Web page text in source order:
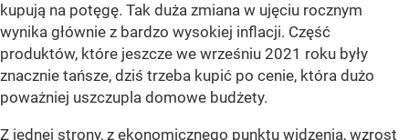
kupują na potęgę. Tak duża zmiana w ujęciu rocznym
wynika głównie z bardzo wysokiej inflacji. Część
produktów, które jeszcze we wrześniu 2021 roku były
znacznie tańsze, dziś trzeba kupić po cenie, która dużo
poważniej uszczupla domowe budżety.
Z jednej strony, z ekonomicznego punktu widzenia, wzrost